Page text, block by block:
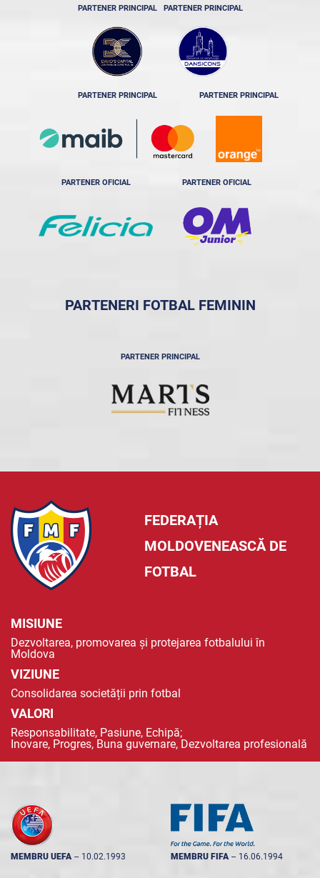
PARTENER PRINCIPAL PARTENER PRINCIPAL
PARTENER PRINCIPAL PARTENER PRINCIPAL
PARTENER OFICIAL PARTENER OFICIAL
PARTENERI FOTBAL FEMININ
PARTENER PRINCIPAL
FEDERAȚIA
MOLDOVENEASCĂ DE
FOTBAL
MISIUNE
Dezvoltarea, promovarea și protejarea fotbalului în
Moldova
VIZIUNE
Consolidarea societății prin fotbal
VALORI
Responsabilitate, Pasiune, Echipă;
Inovare, Progres, Buna guvernare, Dezvoltarea profesională
MEMBRU UEFA -- 10.02.1993 MEMBRU FIFA -- 16.06.1994